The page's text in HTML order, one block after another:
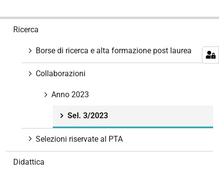
Ricerca
Borse di ricerca e alta formazione post laurea
Collaborazioni
Anno 2023
Sel. 3/2023
Selezioni riservate al PTA
Didattica